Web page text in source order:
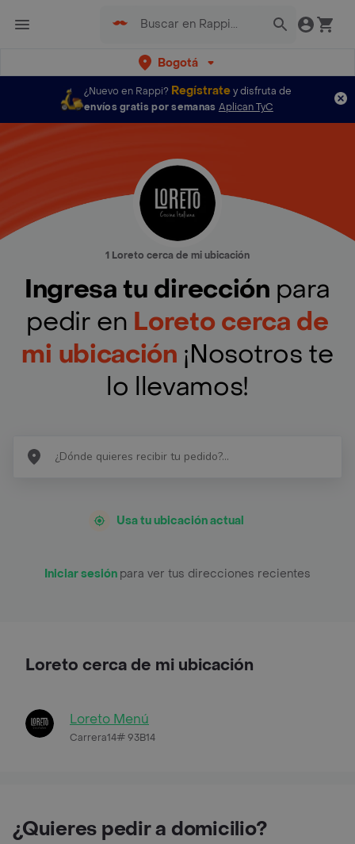
Bogotá
¿Nuevo en Rappi? Regístratey disfruta de
envíos gratis por semanas Aplican TyC
1 Loreto cerca de mi ubicación
Ingresa tu dirección para
pedir en Loreto cerca de
mi ubicación ¡Nosotros te
lo llevamos!
Usa tu ubicación actual
Iniciar sesión para ver tus direcciones recientes
Loreto cerca de mi ubicación
Loreto Menú
Carrera14# 93B14
¿Quieres pedir a domicilio?